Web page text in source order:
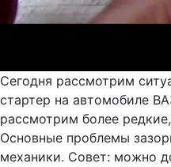
Сегодня рассмотрим
стартер на автомобиле
рассмотрим более
Основные проблемы
механики. Совет: можно